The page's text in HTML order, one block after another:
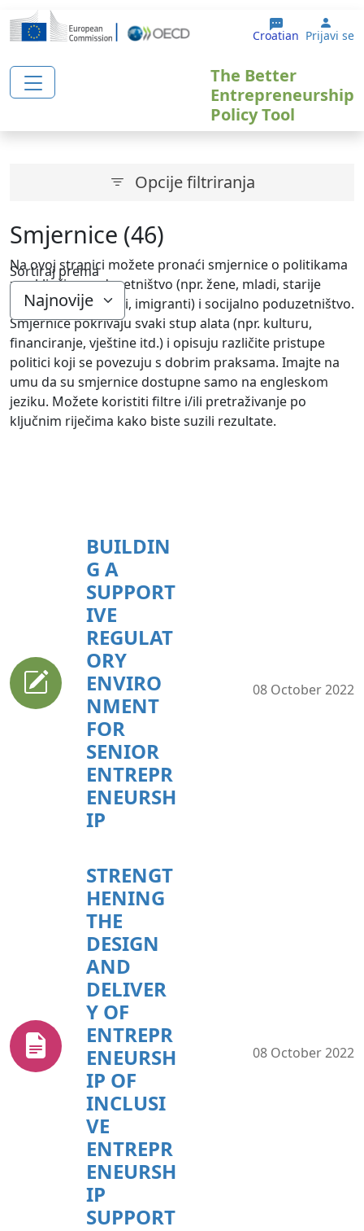
Skoči na glavni sadržaj
Croatian User
Prijavi se
The Better
Entrepreneurship
Policy Tool
Opcije filtriranja
Sortiraj prema
Smjernice (46)
Na ovoj stranici možete pronaći smjernice o politikama
za uključivo poduzetništvo (npr. žene, mladi, starije
osobe, nezaposleni, imigranti) i socijalno poduzetništvo.
Smjernice pokrivaju svaki stup alata (npr. kulturu,
financiranje, vještine itd.) i opisuju različite pristupe
politici koji se povezuju s dobrim praksama. Imajte na
umu da su smjernice dostupne samo na engleskom
jeziku. Možete koristiti filtre i/ili pretraživanje po
ključnim riječima kako biste suzili rezultate.
BUILDIN
G A
SUPPORT
IVE
REGULAT
ORY
ENVIRO
NMENT
FOR
SENIOR
ENTREPR
ENEURSH
IP
08 October 2022
STRENGT
HENING
THE
DESIGN
AND
DELIVER
Y OF
ENTREPR
ENEURSH
IP OF
INCLUSI
VE
ENTREPR
ENEURSH
IP
SUPPORT
08 October 2022